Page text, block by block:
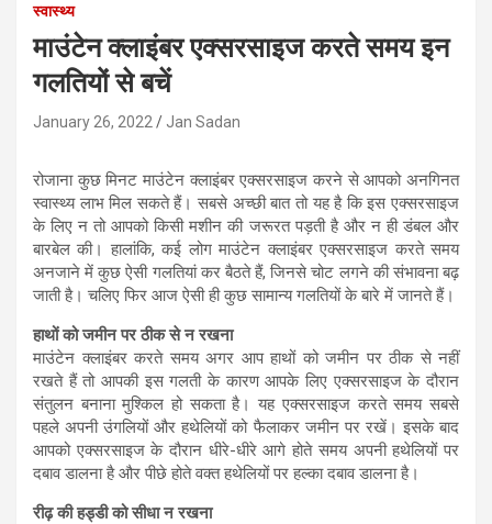
स्वास्थ्य
माउंटेन क्लाइंबर एक्सरसाइज करते समय इन
गलतियों से बचें
January 26, 2022 Jan Sadan
रोजाना कुछ मिनट माउंटेन क्लाइंबर एक्सरसाइज करने से आपको अनगिनत
स्वास्थ्य लाभ मिल सकते हैं। सबसे अच्छी बात तो यह है कि इस एक्सरसाइज
के लिए न तो आपको किसी मशीन की जरूरत पड़ती है और न ही डंबल और
बारबेल की। हालांकि, कई लोग माउंटेन क्लाइंबर एक्सरसाइज करते समय
अनजाने में कुछ ऐसी गलतियां कर बैठते हैं, जिनसे चोट लगने की संभावना बढ़
जाती है। चलिए फिर आज ऐसी ही कुछ सामान्य गलतियों के बारे में जानते हैं।
हाथों को जमीन पर ठीक से न रखना
माउंटेन क्लाइंबर करते समय अगर आप हाथों को जमीन पर ठीक से नहीं
रखते हैं तो आपकी इस गलती के कारण आपके लिए एक्सरसाइज के दौरान
संतुलन बनाना मुश्किल हो सकता है। यह एक्सरसाइज करते समय सबसे
पहले अपनी उंगलियों और हथेलियों को फैलाकर जमीन पर रखें। इसके बाद
आपको एक्सरसाइज के दौरान धीरे-धीरे आगे होते समय अपनी हथेलियों पर
दबाव डालना है और पीछे होते वक्त हथेलियों पर हल्का दबाव डालना है।
रीढ़ की हड्डी को सीधा न रखना